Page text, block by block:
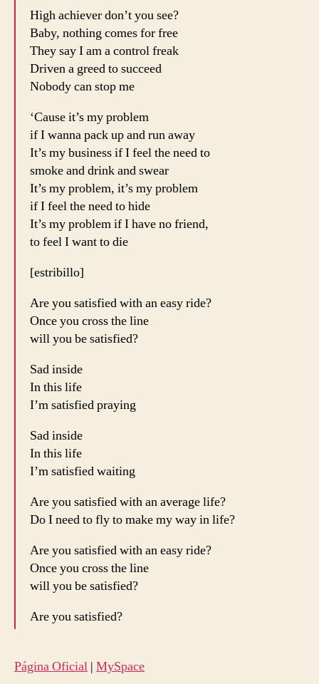
High achiever don’t you see?
Baby, nothing comes for free
They say I am a control freak
Driven a greed to succeed
Nobody can stop me
‘Cause it’s my problem
if I wanna pack up and run away
It’s my business if I feel the need to
smoke and drink and swear
It’s my problem, it’s my problem
if I feel the need to hide
It’s my problem if I have no friend,
to feel I want to die
[estribillo]
Are you satisfied with an easy ride?
Once you cross the line
will you be satisfied?
Sad inside
In this life
I’m satisfied praying
Sad inside
In this life
I’m satisfied waiting
Are you satisfied with an average life?
Do I need to fly to make my way in life?
Are you satisfied with an easy ride?
Once you cross the line
will you be satisfied?
Are you satisfied?
Página Oficial | MySpace